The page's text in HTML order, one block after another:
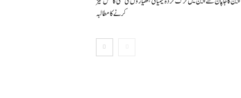
کرنے کا مطالبہ